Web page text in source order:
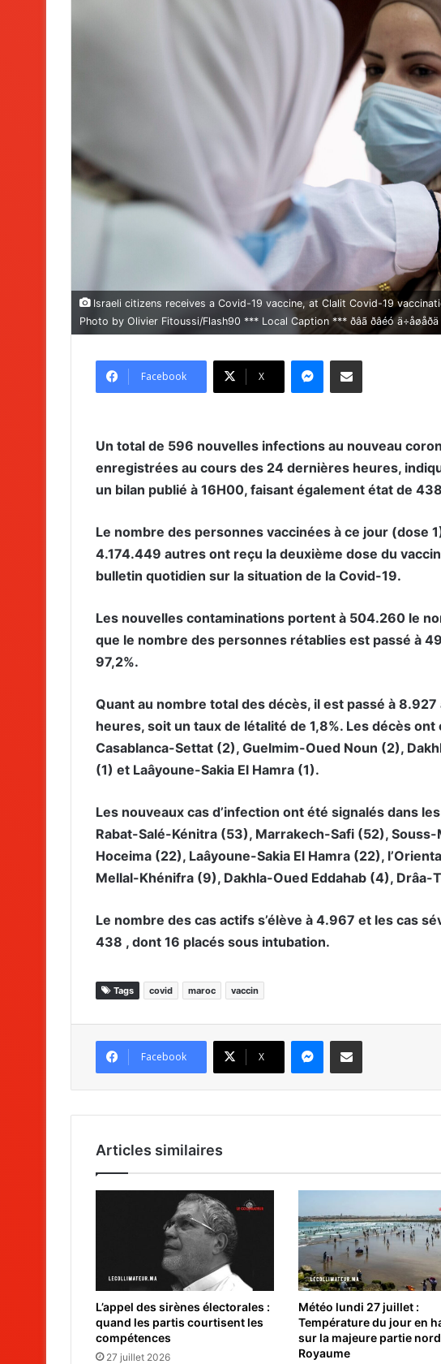
Israeli citizens receives a Covid-19 vaccine, at Clalit Covid-19
Photo by Olivier Fitoussi/Flash90 *** Local Caption *** ðâã ðâéó
Facebook X
Un total de 596 nouvelles infections au nouveau
enregistrées au cours des 24 dernières heures,
un bilan publié à 16H00, faisant également état de
Le nombre des personnes vaccinées à ce jour (dose
4.174.449 autres ont reçu la deuxième dose du
bulletin quotidien sur la situation de la Covid-19.
Les nouvelles contaminations portent à 504.260 le
que le nombre des personnes rétablies est passé à
97,2%.
Quant au nombre total des décès, il est passé à
heures, soit un taux de létalité de 1,8%. Les décès
Casablanca-Settat (2), Guelmim-Oued Noun (2),
(1) et Laâyoune-Sakia El Hamra (1).
Les nouveaux cas d’infection ont été signalés dans
Rabat-Salé-Kénitra (53), Marrakech-Safi (52),
Hoceima (22), Laâyoune-Sakia El Hamra (22),
Mellal-Khénifra (9), Dakhla-Oued Eddahab (4),
Le nombre des cas actifs s’élève à 4.967 et les cas
438 , dont 16 placés sous intubation.
Tags covid maroc vaccin
Facebook X
Articles similaires
L’appel des sirènes électorales :
quand les partis courtisent les
compétences
27 juillet 2026
Météo lundi 27 juillet :
Température du jour en
sur la majeure partie
Royaume